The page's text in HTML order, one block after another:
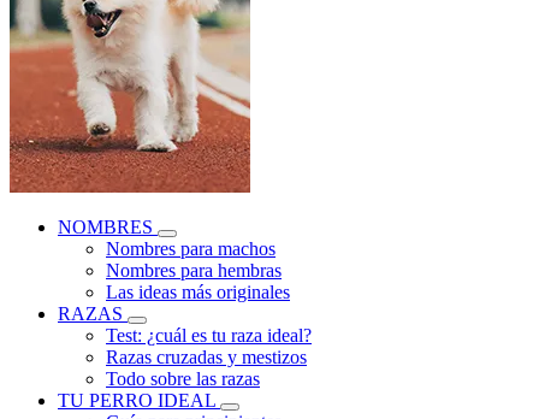
NOMBRES
Nombres para machos
Nombres para hembras
Las ideas más originales
RAZAS
Test: ¿cuál es tu raza ideal?
Razas cruzadas y mestizos
Todo sobre las razas
TU PERRO IDEAL